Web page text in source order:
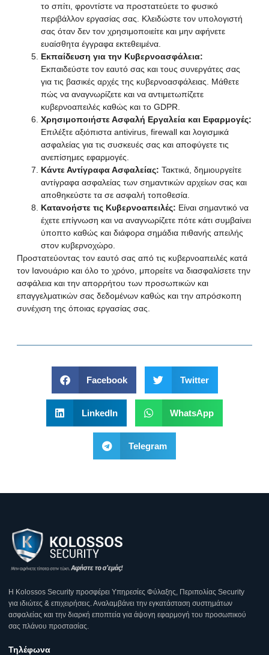
το σπίτι, φροντίστε να προστατεύετε το φυσικό
περιβάλλον εργασίας σας. Κλειδώστε τον υπολογιστή
σας όταν δεν τον χρησιμοποιείτε και μην αφήνετε
ευαίσθητα έγγραφα εκτεθειμένα.
Εκπαίδευση για την Κυβερνοασφάλεια:
Εκπαιδεύστε τον εαυτό σας και τους συνεργάτες σας
για τις βασικές αρχές της κυβερνοασφάλειας. Μάθετε
πώς να αναγνωρίζετε και να αντιμετωπίζετε
κυβερνοαπειλές καθώς και το GDPR.
Χρησιμοποιήστε Ασφαλή Εργαλεία και Εφαρμογές:
Επιλέξτε αξιόπιστα antivirus, firewall και λογισμικά
ασφαλείας για τις συσκευές σας και αποφύγετε τις
ανεπίσημες εφαρμογές.
Κάντε Αντίγραφα Ασφαλείας: Τακτικά, δημιουργείτε
αντίγραφα ασφαλείας των σημαντικών αρχείων σας και
αποθηκεύστε τα σε ασφαλή τοποθεσία.
Κατανοήστε τις Κυβερνοαπειλές: Είναι σημαντικό να
έχετε επίγνωση και να αναγνωρίζετε πότε κάτι συμβαίνει
ύποπτο καθώς και διάφορα σημάδια πιθανής απειλής
στον κυβερνοχώρο.
Προστατεύοντας τον εαυτό σας από τις κυβερνοαπειλές κατά
τον Ιανουάριο και όλο το χρόνο, μπορείτε να διασφαλίσετε την
ασφάλεια και την απορρήτου των προσωπικών και
επαγγελματικών σας δεδομένων καθώς και την απρόσκοπη
συνέχιση της όποιας εργασίας σας.
Facebook Twitter
LinkedIn WhatsApp
Telegram
Η Κοlossos Security προσφέρει Υπηρεσίες Φύλαξης, Περιπολίας Security
για ιδιώτες & επιχειρήσεις. Αναλαμβάνει την εγκατάσταση συστημάτων
ασφαλείας και την διαρκή εποπτεία για άψογη εφαρμογή του προσωπικού
σας πλάνου προστασίας.
Τηλέφωνα